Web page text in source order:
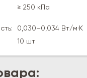
≥ 250 кПа
0,030–0,034 Вт/м·К
10 шт